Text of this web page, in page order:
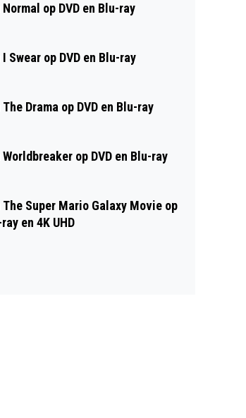
Normal op DVD en Blu-ray
I Swear op DVD en Blu-ray
The Drama op DVD en Blu-ray
Worldbreaker op DVD en Blu-ray
The Super Mario Galaxy Movie op
en 4K UHD